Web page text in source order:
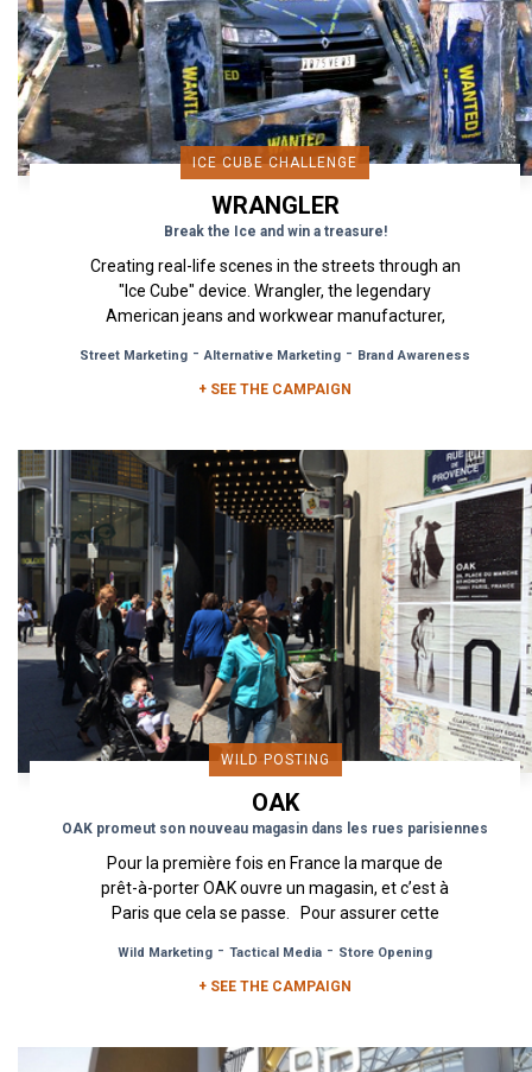
ICE CUBE CHALLENGE
WRANGLER
Break the Ice and win a treasure!
Creating real-life scenes in the streets through an
"Ice Cube" device. Wrangler, the legendary
American jeans and workwear manufacturer,
Street Marketing -Alternative Marketing - Brand Awareness
+ SEE THE CAMPAIGN
WILD POSTING
OAK
OAK promeut son nouveau magasin dans les rues parisiennes
Pour la première fois en France la marque de
prêt-à-porter OAK ouvre un magasin, et c’est à
Paris que cela se passe. Pour assurer cette
Wild Marketing - Tactical Media - Store Opening
+ SEE THE CAMPAIGN